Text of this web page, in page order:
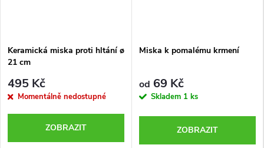
Keramická miska proti hltání ø
21 cm
495 Kč
Momentálně nedostupné
ZOBRAZIT
Miska k pomalému krmení
od 69 Kč
Skladem 1 ks
ZOBRAZIT